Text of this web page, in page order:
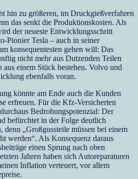
hin zu größeren, im Druckgießverfahren
das senkt die Produktionskosten. Als
der neueste Entwicklungsschritt
Pionier Tesla – auch in seiner
konsequentesten gehen will: Das
nicht mehr aus Dutzenden Teilen
aus einem Stück bestehen. Volvo und
ebenfalls voran.
könnte am Ende auch die Kunden
erfreuen. Für die Kfz-Versicherten
Bedrohungspotenzial: Der
befürchtet in der Folge deutlich
denn „Großgussteile müssen bei einem
werden“. Als Konsequenz daraus
einen Sprung nach oben
Jahren haben sich Autoreparaturen
Inflation verteuert, vor allem